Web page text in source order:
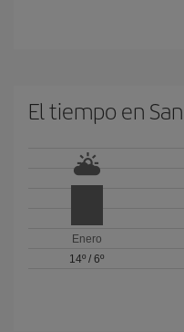
El tiempo en
Enero
14º /6º